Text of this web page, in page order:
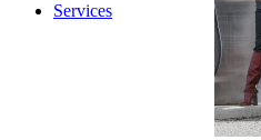
Services